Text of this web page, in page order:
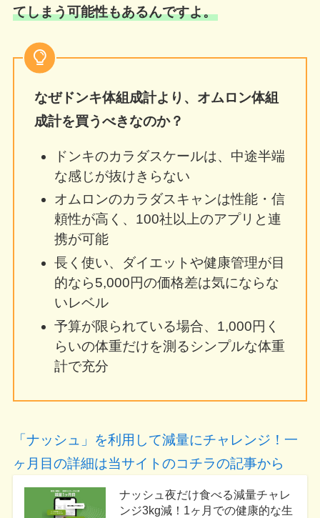
てしまう可能性もあるんですよ。
なぜドンキ体組成計より、オムロン体組
成計を買うべきなのか？
ドンキのカラダスケールは、中途半端
な感じが抜けきらない
オムロンのカラダスキャンは性能・信
頼性が高く、100社以上のアプリと連
携が可能
長く使い、ダイエットや健康管理が目
的なら5,000円の価格差は気にならな
いレベル
予算が限られている場合、1,000円く
らいの体重だけを測るシンプルな体重
計で充分
「ナッシュ」を利用して減量にチャレンジ！一
ヶ月目の詳細は当サイトのコチラの記事から
ナッシュ夜だけ食べる減量チャレ
ンジ3kg減！1ヶ月での健康的な生